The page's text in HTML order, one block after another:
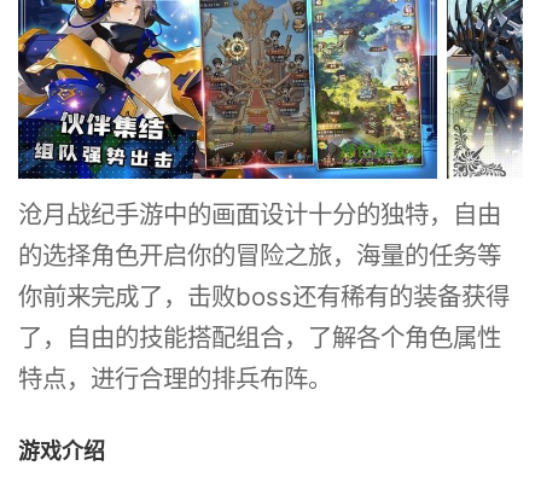
沧月战纪手游中的画面设计十分的独特，自由
的选择角色开启你的冒险之旅，海量的任务等
你前来完成了，击败boss还有稀有的装备获得
了，自由的技能搭配组合，了解各个角色属性
特点，进行合理的排兵布阵。
游戏介绍